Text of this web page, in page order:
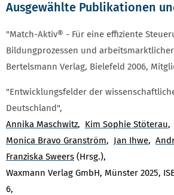
Ausgewählte Publikationen
"Match-Aktiv® - Für eine effiziente
Bildungprozessen und
Bertelsmann Verlag, Bielefeld 2006,
"Entwicklungsfelder der
Deutschland",
Annika Maschwitz, Kim Sophie Stöterau,
Monica Bravo Granström, Jan Ihwe,
Franziska Sweers (Hrsg.),
Waxmann Verlag GmbH, Münster 2025,
6,